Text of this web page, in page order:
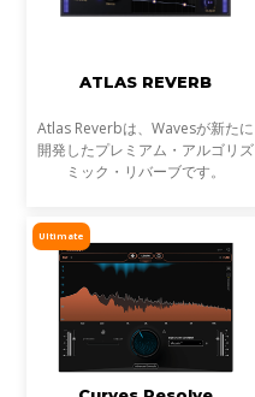
ATLAS REVERB
Atlas Reverbは、Wavesが新たに
開発したプレミアム・アルゴリズ
ミック・リバーブです。
Ultimate